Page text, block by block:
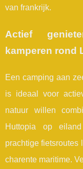
van frankrijk.
Actief
kamperen rond
Een camping aan
is ideaal voor
natuur willen
Huttopia op
prachtige fietsroutes
charente maritime.